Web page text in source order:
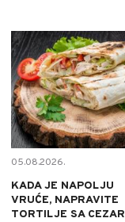
05.08.2026.
KADA JE NAPOLJU
VRUĆE, NAPRAVITE
TORTILJE SA CEZAR